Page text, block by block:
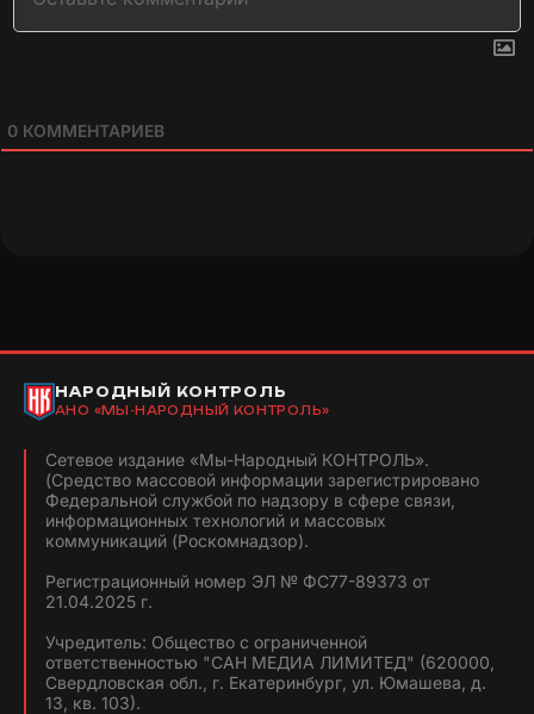
0 КОММЕНТАРИЕВ
НАРОДНЫЙ КОНТРОЛЬ
АНО «МЫ-НАРОДНЫЙ КОНТРОЛЬ»
Сетевое издание «Мы-Народный КОНТРОЛЬ».
(Средство массовой информации зарегистрировано
Федеральной службой по надзору в сфере связи,
информационных технологий и массовых
коммуникаций (Роскомнадзор).
Регистрационный номер ЭЛ № ФС77-89373 от
21.04.2025 г.
Учредитель: Общество с ограниченной
ответственностью "САН МЕДИА ЛИМИТЕД" (620000,
Свердловская обл., г. Екатеринбург, ул. Юмашева, д.
13, кв. 103).